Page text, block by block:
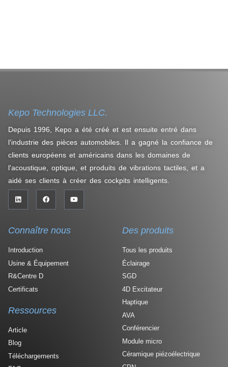
Kepo Technologies LLC.
Depuis 1996, Kepo a été créé et est ensuite entré dans
l'industrie des pièces automobiles. Il a gagné la confiance de
clients européens et américains dans les domaines de
l'acoustique, optique, et produits de vibrations tactiles, et a
aidé ses clients à créer des cockpits intelligents.
Connaître nous
Introduction
Usine & Équipement
R&Centre D
Certificats
Des produits
Tous les produits
Éclairage
SGD
4D Excitateur
Haptique
AVA
Conférencier
Module micro
Céramique piézoélectrique
Ressources
Article
Blog
Téléchargements